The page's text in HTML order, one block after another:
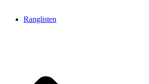
Ranglisten